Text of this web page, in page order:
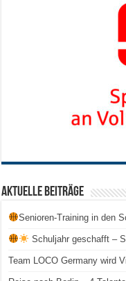
Aktuelle Beiträge
Senioren-Training in den
Schuljahr geschafft –
Team LOCO Germany wird